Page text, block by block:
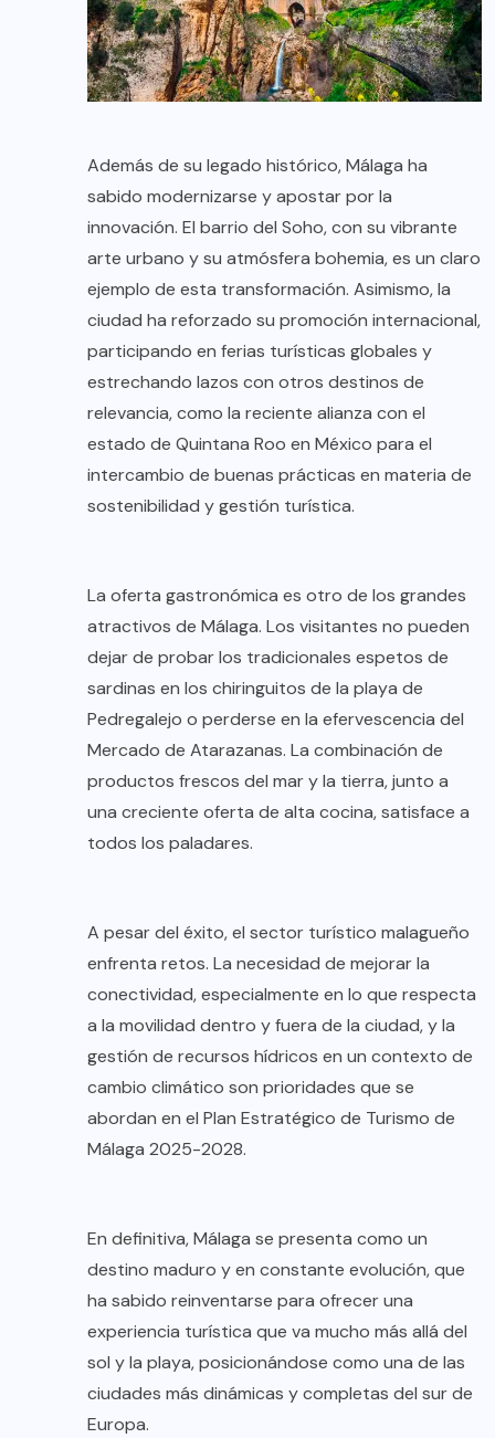
Además de su legado histórico, Málaga ha
sabido modernizarse y apostar por la
innovación. El barrio del Soho, con su vibrante
arte urbano y su atmósfera bohemia, es un claro
ejemplo de esta transformación. Asimismo, la
ciudad ha reforzado su promoción internacional,
participando en ferias turísticas globales y
estrechando lazos con otros destinos de
relevancia, como la reciente alianza con el
estado de Quintana Roo en México para el
intercambio de buenas prácticas en materia de
sostenibilidad y gestión turística.
La oferta gastronómica es otro de los grandes
atractivos de Málaga. Los visitantes no pueden
dejar de probar los tradicionales espetos de
sardinas en los chiringuitos de la playa de
Pedregalejo o perderse en la efervescencia del
Mercado de Atarazanas. La combinación de
productos frescos del mar y la tierra, junto a
una creciente oferta de alta cocina, satisface a
todos los paladares.
A pesar del éxito, el sector turístico malagueño
enfrenta retos. La necesidad de mejorar la
conectividad, especialmente en lo que respecta
a la movilidad dentro y fuera de la ciudad, y la
gestión de recursos hídricos en un contexto de
cambio climático son prioridades que se
abordan en el Plan Estratégico de Turismo de
Málaga 2025-2028.
En definitiva, Málaga se presenta como un
destino maduro y en constante evolución, que
ha sabido reinventarse para ofrecer una
experiencia turística que va mucho más allá del
sol y la playa, posicionándose como una de las
ciudades más dinámicas y completas del sur de
Europa.